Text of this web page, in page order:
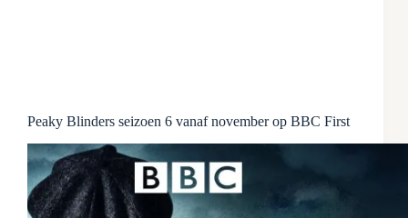
Peaky Blinders seizoen 6 vanaf november op BBC First